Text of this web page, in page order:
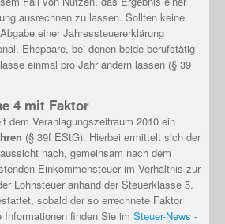
ausrechnen zu lassen. Sollten keine
einer Jahressteuererklärung
Ehepaare, bei denen beide berufstätig
einmal pro Jahr ändern lassen (§ 39
4 mit Faktor
dem Veranlagungszeitraum 2010 ein
(§ 39f EStG). Hierbei ermittelt sich der
nach, gemeinsam nach dem
Einkommensteuer im Verhältnis zur
Lohnsteuer anhand der Steuerklasse 5.
sobald der so errechnete Faktor
finden Sie im Steuer-News -